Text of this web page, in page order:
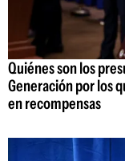
Quiénes son los
Generación por los
en recompensas